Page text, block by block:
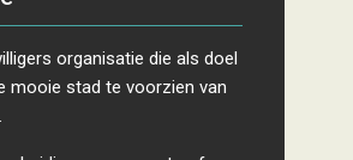
organisatie die als doel
mooie stad te voorzien van